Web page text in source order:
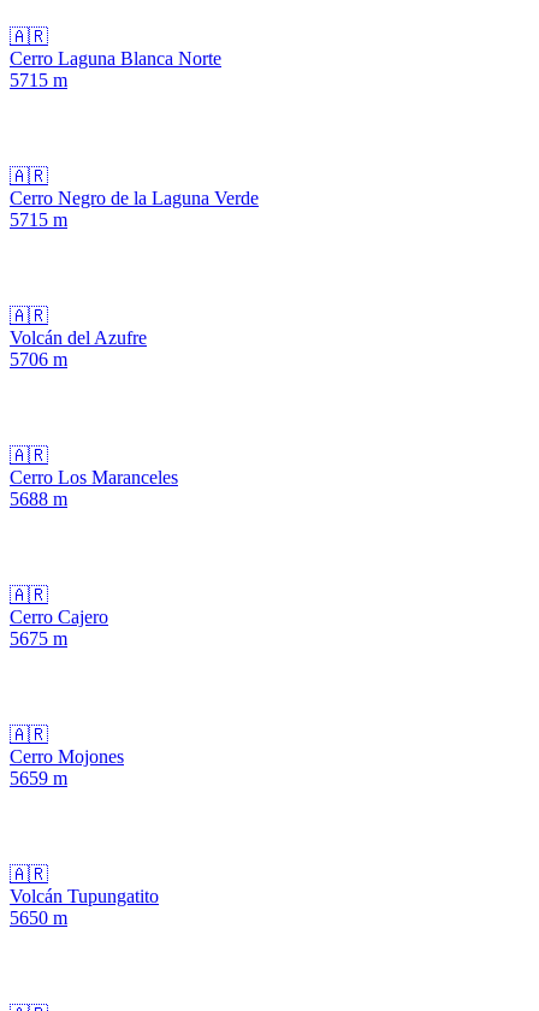
🇦🇷
Cerro Laguna Blanca Norte
5715 m
🇦🇷
Cerro Negro de la Laguna Verde
5715 m
🇦🇷
Volcán del Azufre
5706 m
🇦🇷
Cerro Los Maranceles
5688 m
🇦🇷
Cerro Cajero
5675 m
🇦🇷
Cerro Mojones
5659 m
🇦🇷
Volcán Tupungatito
5650 m